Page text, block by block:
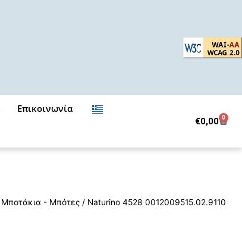
Επικοινωνία
€0,00 0
Cart
Μποτάκια - Μπότες / Naturino 4528 0012009515.02.9110